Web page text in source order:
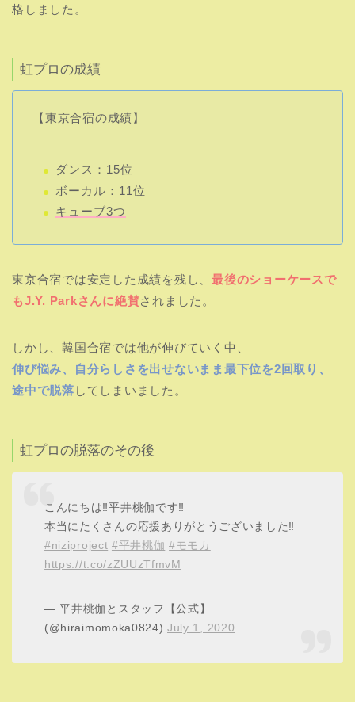
格しました。
虹プロの成績
【東京合宿の成績】
ダンス：15位
ボーカル：11位
キューブ3つ
東京合宿では安定した成績を残し、最後のショーケースで
もJ.Y. Parkさんに絶賛されました。
しかし、韓国合宿では他が伸びていく中、
伸び悩み、自分らしさを出せないまま最下位を2回取り、
途中で脱落 してしまいました。
虹プロの脱落のその後
こんにちは‼︎平井桃伽です‼︎
本当にたくさんの応援ありがとうございました‼︎
#niziproject #平井桃伽 #モモカ
https://t.co/zZUUzTfmvM
— 平井桃伽とスタッフ【公式】
(@hiraimomoka0824)July 1, 2020